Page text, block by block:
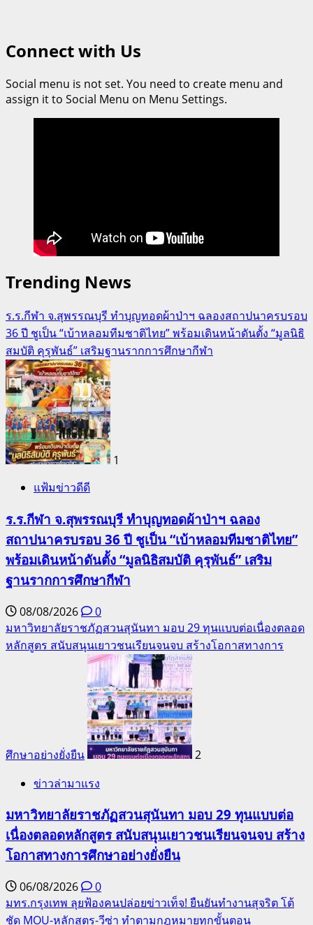
Connect with Us
Social menu is not set. You need to create menu and
assign it to Social Menu on Menu Settings.
Trending News
ร.ร.กีฬา จ.สุพรรณบุรี ทำบุญทอดผ้าป่าฯ ฉลองสถาปนาครบรอบ
36 ปี ชูเป็น “เบ้าหลอมทีมชาติไทย” พร้อมเดินหน้าดันตั้ง “มูลนิธิ
สมบัติ คุรุพันธ์” เสริมฐานรากการศึกษากีฬา
1
แฟ้มข่าวดีดี
ร.ร.กีฬา จ.สุพรรณบุรี ทำบุญทอดผ้าป่าฯ ฉลอง
สถาปนาครบรอบ 36 ปี ชูเป็น “เบ้าหลอมทีมชาติไทย”
พร้อมเดินหน้าดันตั้ง “มูลนิธิสมบัติ คุรุพันธ์” เสริม
ฐานรากการศึกษากีฬา
08/08/2026
0
มหาวิทยาลัยราชภัฏสวนสุนันทา มอบ 29 ทุนแบบต่อเนื่องตลอด
หลักสูตร สนับสนุนเยาวชนเรียนจนจบ สร้างโอกาสทางการ
ศึกษาอย่างยั่งยืน
2
ข่าวล่ามาแรง
มหาวิทยาลัยราชภัฏสวนสุนันทา มอบ 29 ทุนแบบต่อ
เนื่องตลอดหลักสูตร สนับสนุนเยาวชนเรียนจนจบ สร้าง
โอกาสทางการศึกษาอย่างยั่งยืน
06/08/2026
0
มทร.กรุงเทพ ลุยฟ้องคนปล่อยข่าวเท็จ! ยืนยันทำงานสุจริต โต้
ชัด MOU-หลักสูตร-วีซ่า ทำตามกฎหมายทุกขั้นตอน